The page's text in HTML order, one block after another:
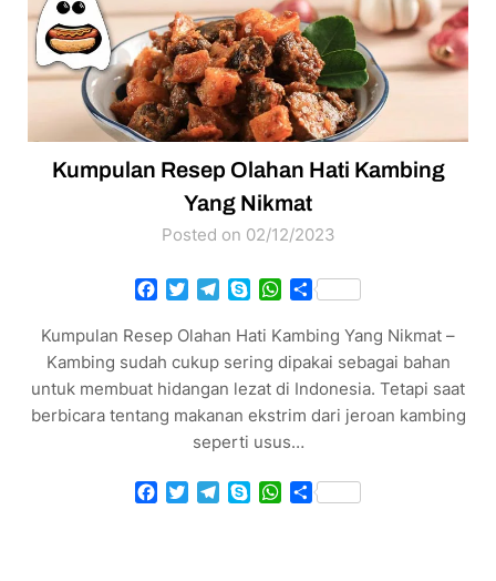
Kumpulan Resep Olahan Hati Kambing
Yang Nikmat
Posted on 02/12/2023
Facebook
TwitterTelegram
SkypeWhatsApp
Share
Kumpulan Resep Olahan Hati Kambing Yang Nikmat –
Kambing sudah cukup sering dipakai sebagai bahan
untuk membuat hidangan lezat di Indonesia. Tetapi saat
berbicara tentang makanan ekstrim dari jeroan kambing
seperti usus…
Facebook
TwitterTelegram
SkypeWhatsApp
Share